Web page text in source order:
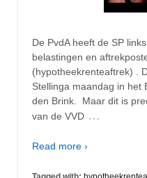
De PvdA heeft de SP
belastingen en
(hypotheekrenteaftrek) .
Stellinga maandag in het
den Brink. Maar dit is
van de VVD …
Read more ›